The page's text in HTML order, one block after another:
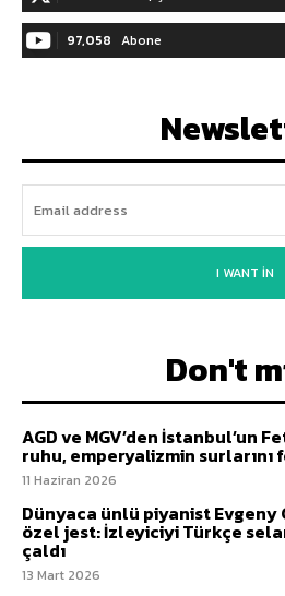
97,058 Abone
I WANT IN
Don't
AGD ve MGV’den İstanbul’un
ruhu, emperyalizmin
11 Haziran 2026
Dünyaca ünlü piyanist Evgeny
özel jest: İzleyiciyi Türkçe
çaldı
13 Mart 2026